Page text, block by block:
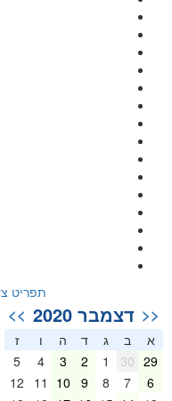
תפריט
<< דצמבר 2020 >>
א ב ג ד ה
ז
29
30
2
3
4
5
6
7
8
9
10
11
12